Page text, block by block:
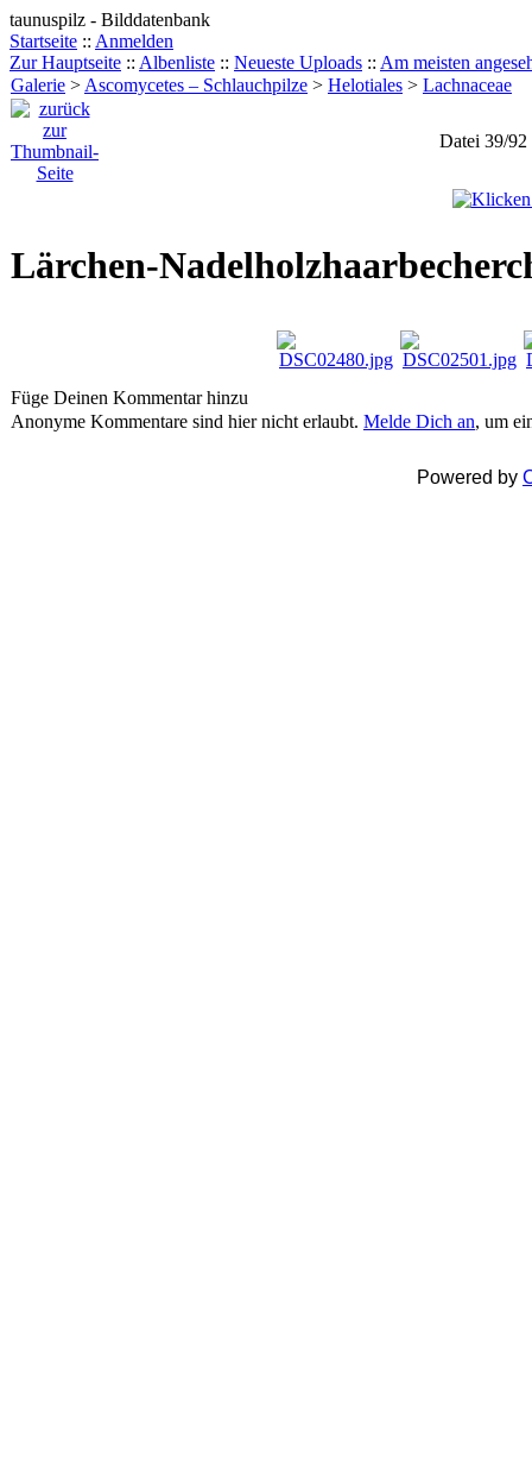
taunuspilz - Bilddatenbank
Startseite :: Anmelden
Zur Hauptseite :: Albenliste :: Neueste Uploads :: Am meisten
Galerie > Ascomycetes – Schlauchpilze > Helotiales > Lachnaceae
Datei 39/92
Lärchen-
Füge Deinen Kommentar hinzu
Anonyme Kommentare sind hier nicht erlaubt. Melde Dich an, um
Powered by